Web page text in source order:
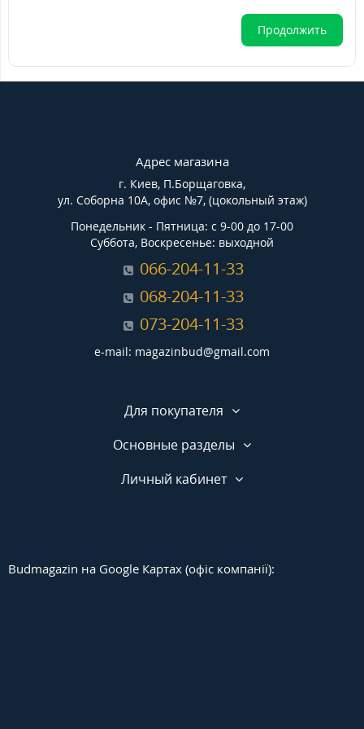
Продолжить
Адрес магазина
г. Киев, П.Борщаговка,
ул. Соборна 10А, офис №7, (цокольный этаж)
Понедельник - Пятница: с 9-00 до 17-00
Суббота, Воскресенье: выходной
066-204-11-33
068-204-11-33
073-204-11-33
e-mail: magazinbud@gmail.com
Для покупателя
Основные разделы
Личный кабинет
Budmagazin на Google Картах (офіс компанії):